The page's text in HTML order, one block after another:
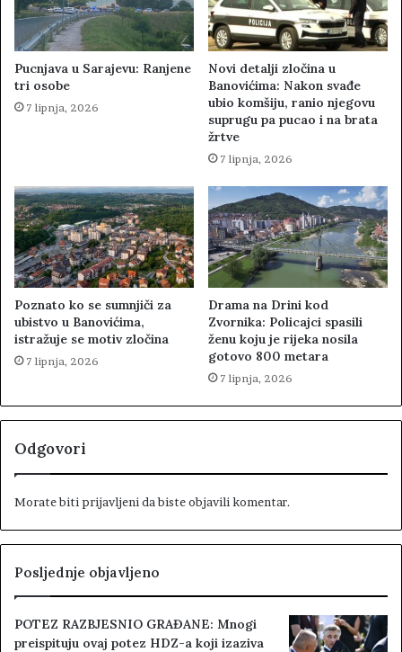
Pucnjava u Sarajevu: Ranjene
tri osobe
7 lipnja, 2026
Novi detalji zločina u
Banovićima: Nakon svađe
ubio komšiju, ranio njegovu
suprugu pa pucao i na brata
žrtve
7 lipnja, 2026
Poznato ko se sumnjiči za
ubistvo u Banovićima,
istražuje se motiv zločina
7 lipnja, 2026
Drama na Drini kod
Zvornika: Policajci spasili
ženu koju je rijeka nosila
gotovo 800 metara
7 lipnja, 2026
Odgovori
Morate biti prijavljeni da biste objavili komentar.
Posljednje objavljeno
POTEZ RAZBJESNIO GRAĐANE: Mnogi
preispituju ovaj potez HDZ-a koji izaziva